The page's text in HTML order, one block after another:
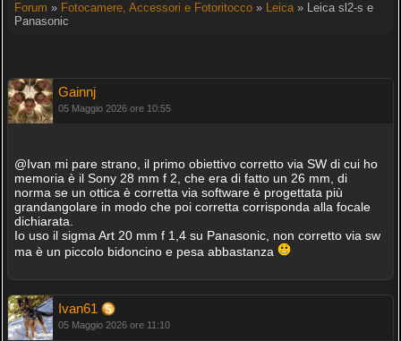
Forum » Fotocamere, Accessori e Fotoritocco» Leica» Leica sl2-s e
Panasonic
Gainnj
05 Maggio 2026 ore 10:55
@Ivan mi pare strano, il primo obiettivo corretto via SW di cui ho
memoria è il Sony 28 mm f 2, che era di fatto un 26 mm, di
norma se un ottica è corretta via software è progettata più
grandangolare in modo che poi corretta corrisponda alla focale
dichiarata.
Io uso il sigma Art 20 mm f 1,4 su Panasonic, non corretto via sw
ma è un piccolo bidoncino e pesa abbastanza
Ivan61
05 Maggio 2026 ore 11:10